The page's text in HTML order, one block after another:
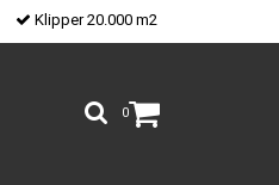
Klipper 20.000 m2
0